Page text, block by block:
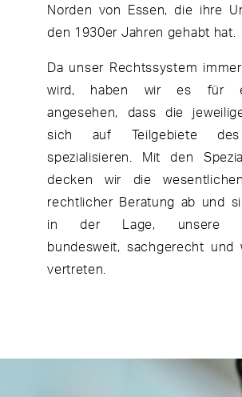
Norden von Essen, die ihre
den 1930er Jahren gehabt hat.
Da unser Rechtssystem
wird, haben wir es für
angesehen, dass die
sich auf Teilgebiete
spezialisieren. Mit den
decken wir die
rechtlicher Beratung ab und
in der Lage, unsere
bundesweit, sachgerecht und
vertreten.